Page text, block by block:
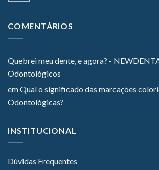
COMENTÁRIOS
Quebrei meu dente, e agora? -
Odontológicos
emQual o significado das marcações
Odontológicas?
INSTITUCIONAL
Dúvidas Frequentes